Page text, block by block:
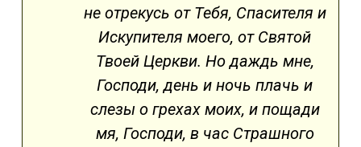
не отрекусь от Тебя, Спасителя и
Искупителя моего, от Святой
Твоей Церкви. Но даждь мне,
Господи, день и ночь плачь и
слезы о грехах моих, и пощади
мя, Господи, в час Страшного